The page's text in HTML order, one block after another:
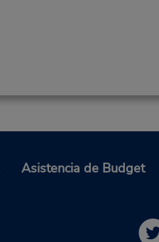
Asistencia de Budget